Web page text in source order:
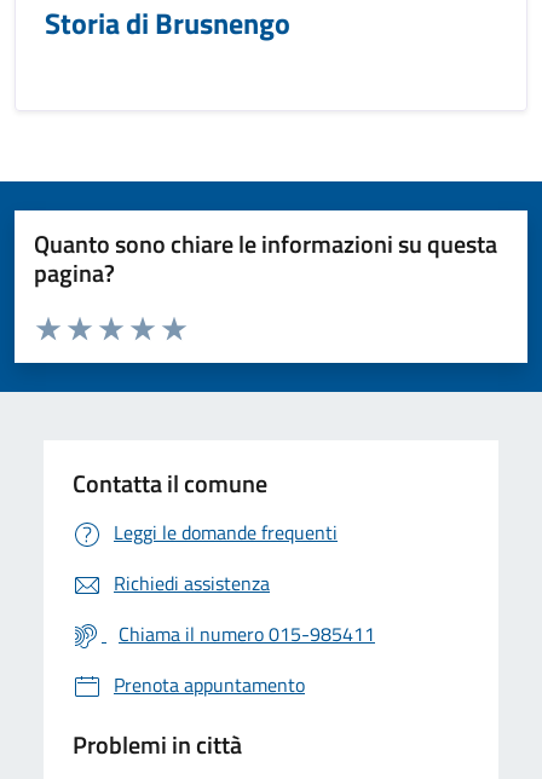
Storia di Brusnengo
Quanto sono chiare le informazioni su questa
pagina?
Valuta da 1 a 5 stelle la pagina
Valuta 5 stelle su 5
Valuta 4 stelle su 5
Valuta 3 stelle su 5
Valuta 2 stelle su 5
Valuta 1 stelle su 5
Contatta il comune
Leggi le domande frequenti
Richiedi assistenza
Chiama il numero 015-985411
Prenota appuntamento
Problemi in città